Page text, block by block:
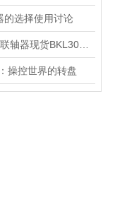
的选择使用讨论
操控世界的转盘